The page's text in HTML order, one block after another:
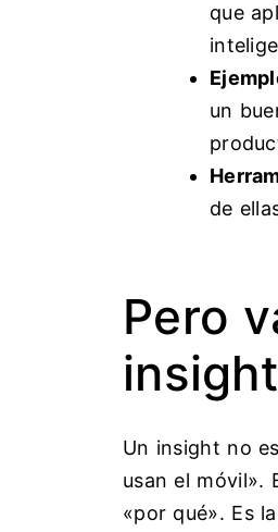
que
un
de
Pero
Un insight no
usan el móvil».
«por qué». Es